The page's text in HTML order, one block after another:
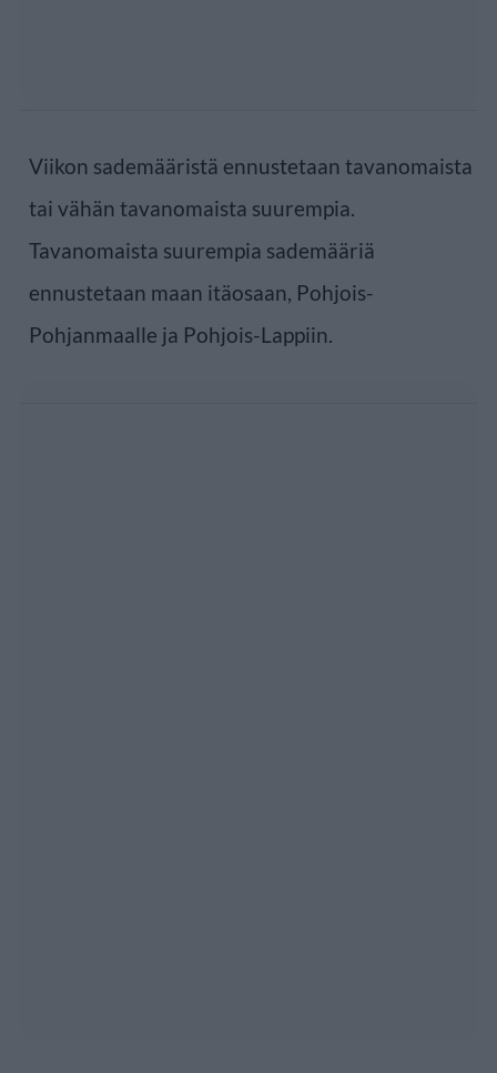
Viikon sademääristä ennustetaan tavanomaista
tai vähän tavanomaista suurempia.
Tavanomaista suurempia sademääriä
ennustetaan maan itäosaan, Pohjois-
Pohjanmaalle ja Pohjois-Lappiin.